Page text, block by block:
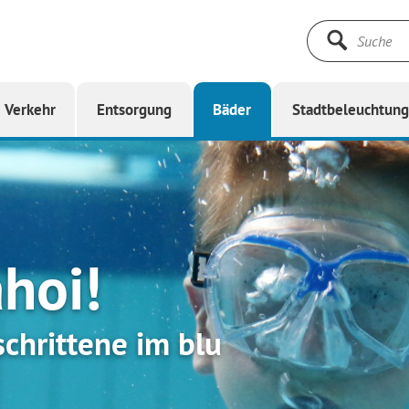
Suche
Verkehr Entsorgung Bäder Stadtbeleuchtung
im blu